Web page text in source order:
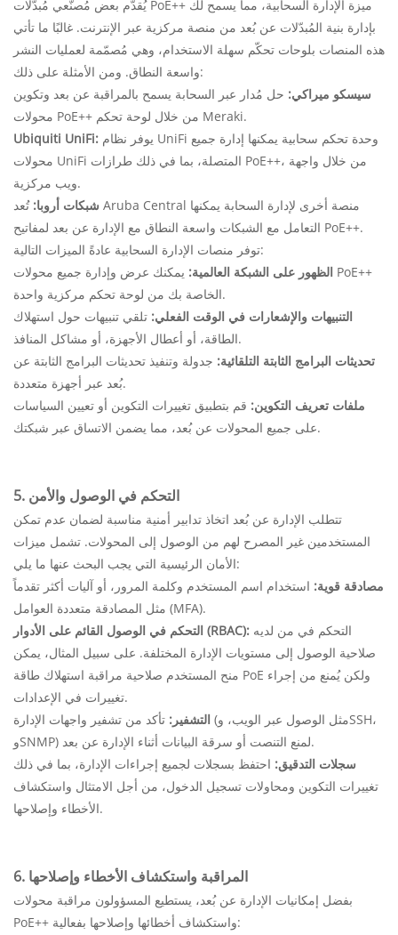
يُقدّم بعض مُصنّعي مُبدّلات PoE++ ميزة الإدارة السحابية، مما يسمح لك
بإدارة بنية المُبدّلات عن بُعد من منصة مركزية عبر الإنترنت. غالبًا ما تأتي
هذه المنصات بلوحات تحكّم سهلة الاستخدام، وهي مُصمّمة لعمليات النشر
واسعة النطاق. ومن الأمثلة على ذلك:
سيسكو ميراكي: حل مُدار عبر السحابة يسمح بالمراقبة عن بعد وتكوين
محولات PoE++ من خلال لوحة تحكم Meraki.
Ubiquiti UniFi:
محولات UniFi المتصلة، بما في ذلك طرازات PoE++، من خلال واجهة
ويب مركزية.
شبكات أروبا:تُعد Aruba Central منصة أخرى لإدارة السحابة يمكنها
التعامل مع الشبكات واسعة النطاق مع الإدارة عن بعد لمفاتيح PoE++.
توفر منصات الإدارة السحابية عادةً الميزات التالية:
الظهور على الشبكة العالمية: يمكنك عرض وإدارة جميع محولات PoE++
الخاصة بك من لوحة تحكم مركزية واحدة.
التنبيهات والإشعارات في الوقت الفعلي: تلقي تنبيهات حول استهلاك
الطاقة، أو أعطال الأجهزة، أو مشاكل المنافذ.
تحديثات البرامج الثابتة التلقائية: جدولة وتنفيذ تحديثات البرامج الثابتة عن
بُعد عبر أجهزة متعددة.
ملفات تعريف التكوين: قم بتطبيق تغييرات التكوين أو تعيين السياسات
على جميع المحولات عن بُعد، مما يضمن الاتساق عبر شبكتك.
5. التحكم في الوصول والأمن
تتطلب الإدارة عن بُعد اتخاذ تدابير أمنية مناسبة لضمان عدم تمكن
المستخدمين غير المصرح لهم من الوصول إلى المحولات. تشمل ميزات
الأمان الرئيسية التي يجب البحث عنها ما يلي:
مصادقة قوية: استخدام اسم المستخدم وكلمة المرور، أو آليات أكثر تقدماً
مثل المصادقة متعددة العوامل (MFA).
التحكم في الوصول القائم على الأدوار (RBAC): التحكم في من لديه
صلاحية الوصول إلى مستويات الإدارة المختلفة. على سبيل المثال، يمكن
منح المستخدم صلاحية مراقبة استهلاك طاقة PoE ولكن يُمنع من إجراء
تغييرات في الإعدادات.
التشفير: تأكد من تشفير واجهات الإدارة (مثل الوصول عبر الويب، وSSH،
وSNMP) لمنع التنصت أو سرقة البيانات أثناء الإدارة عن بعد.
سجلات التدقيق: احتفظ بسجلات لجميع إجراءات الإدارة، بما في ذلك
تغييرات التكوين ومحاولات تسجيل الدخول، من أجل الامتثال واستكشاف
الأخطاء وإصلاحها.
6. المراقبة واستكشاف الأخطاء وإصلاحها
بفضل إمكانيات الإدارة عن بُعد، يستطيع المسؤولون مراقبة محولات
PoE++ واستكشاف أخطائها وإصلاحها بفعالية: